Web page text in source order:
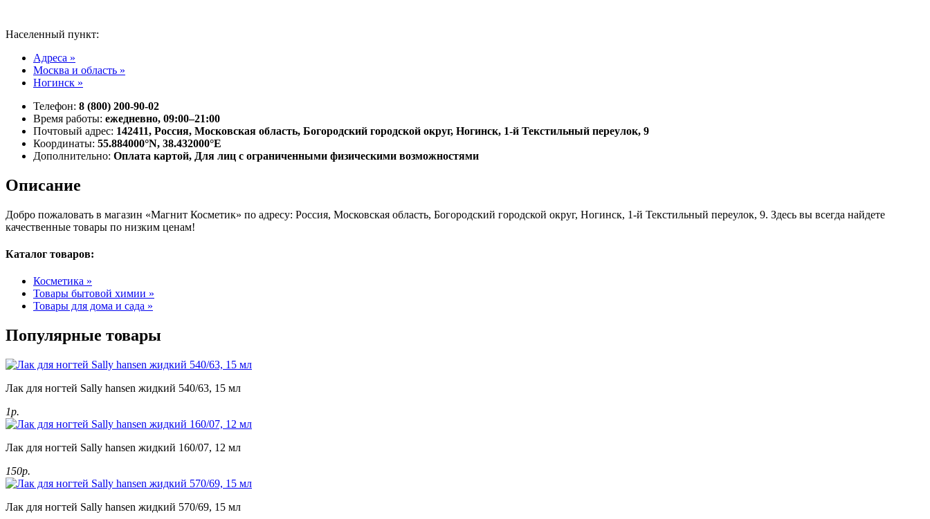
Населенный пункт:
Адреса »
Москва и область »
Ногинск »
Телефон: 8 (800) 200-90-02
Время работы: ежедневно, 09:00–21:00
Почтовый адрес: 142411, Россия, Московская область, Богородский городской округ, Ногинск, 1-й Текстильный переулок, 9
Координаты: 55.884000°N, 38.432000°E
Дополнительно: Оплата картой, Для лиц с ограниченными физическими возможностями
Описание
Добро пожаловать в магазин «Магнит Косметик» по адресу: Россия, Московская область, Богородский городской округ, Ногинск, 1-й Текстильный переулок, 9. Здесь вы всегда найдете
качественные товары по низким ценам!
Каталог товаров:
Косметика »
Товары бытовой химии »
Товары для дома и сада »
Популярные товары
Лак для ногтей Sally hansen жидкий 540/63, 15 мл
1р.
Лак для ногтей Sally hansen жидкий 160/07, 12 мл
150р.
Лак для ногтей Sally hansen жидкий 570/69, 15 мл